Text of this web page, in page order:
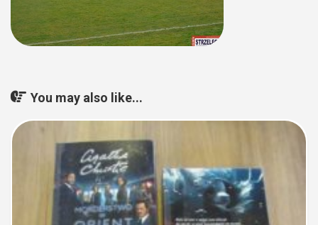
You may also like...